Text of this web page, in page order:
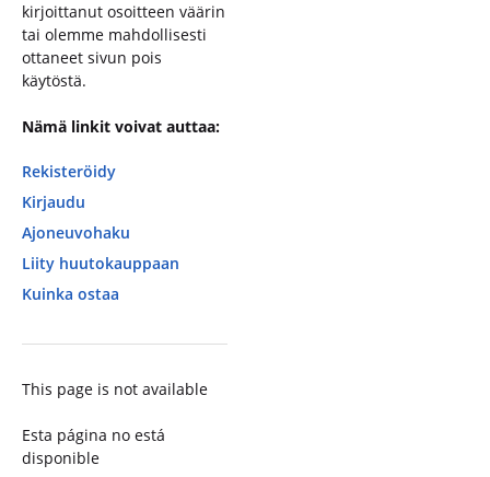
kirjoittanut osoitteen väärin
tai olemme mahdollisesti
ottaneet sivun pois
käytöstä.
Nämä linkit voivat auttaa:
Rekisteröidy
Kirjaudu
Ajoneuvohaku
Liity huutokauppaan
Kuinka ostaa
This page is not available
Esta página no está
disponible